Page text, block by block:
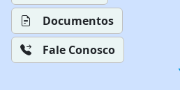
Documentos
Fale Conosco